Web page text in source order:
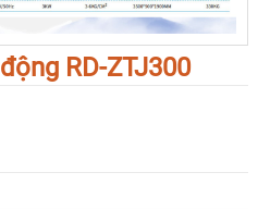
RD-ZTJ300